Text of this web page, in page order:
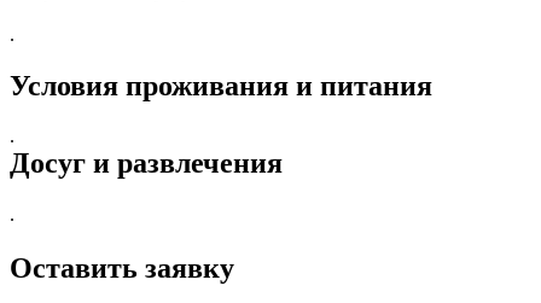
.
Условия проживания и питания
.
Досуг и развлечения
.
Оставить заявку